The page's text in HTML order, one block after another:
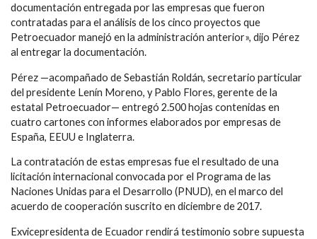
documentación entregada por las empresas que fueron
contratadas para el análisis de los cinco proyectos que
Petroecuador manejó en la administración anterior», dijo Pérez
al entregar la documentación.
Pérez —acompañado de Sebastián Roldán, secretario particular
del presidente Lenín Moreno, y Pablo Flores, gerente de la
estatal Petroecuador— entregó 2.500 hojas contenidas en
cuatro cartones con informes elaborados por empresas de
España, EEUU e Inglaterra.
La contratación de estas empresas fue el resultado de una
licitación internacional convocada por el Programa de las
Naciones Unidas para el Desarrollo (PNUD), en el marco del
acuerdo de cooperación suscrito en diciembre de 2017.
Exvicepresidenta de Ecuador rendirá testimonio sobre supuesta